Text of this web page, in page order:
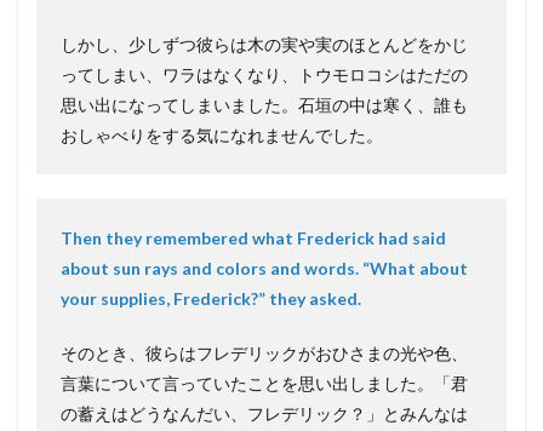
しかし、少しずつ彼らは木の実や実のほとんどをかじ
ってしまい、ワラはなくなり、トウモロコシはただの
思い出になってしまいました。石垣の中は寒く、誰も
おしゃべりをする気になれませんでした。
Then they remembered what Frederick had said
about sun rays and colors and words. “What about
your supplies, Frederick?” they asked.
そのとき、彼らはフレデリックがおひさまの光や色、
言葉について言っていたことを思い出しました。「君
の蓄えはどうなんだい、フレデリック？」とみんなは